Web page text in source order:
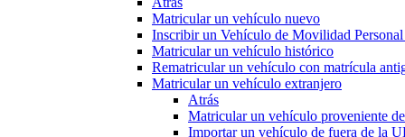
Matricular un vehículo nuevo
Inscribir un Vehículo de Movilidad
Matricular un vehículo histórico
Rematricular un vehículo con matrícula
Matricular un vehículo extranjero
Atrás
Matricular un vehículo proveniente
Importar un vehículo de fuera de la